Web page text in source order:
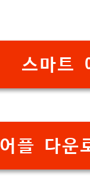
스마트
어플 다운